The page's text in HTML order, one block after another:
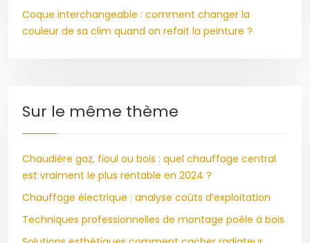
Coque interchangeable : comment changer la
couleur de sa clim quand on refait la peinture ?
Sur le même thème
Chaudière gaz, fioul ou bois : quel chauffage central
est vraiment le plus rentable en 2024 ?
Chauffage électrique : analyse coûts d’exploitation
Techniques professionnelles de montage poêle à bois